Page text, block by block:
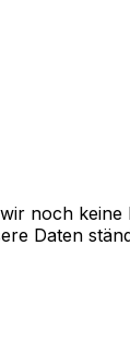
noch
Daten